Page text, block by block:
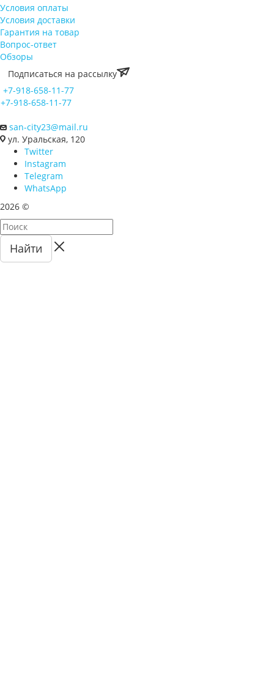
Условия оплаты
Условия доставки
Гарантия на товар
Вопрос-ответ
Обзоры
Подписаться на рассылку
+7-918-658-11-77
+7-918-658-11-77
san-city23@mail.ru
ул. Уральская, 120
Twitter
Instagram
Telegram
WhatsApp
2026 ©
Найти